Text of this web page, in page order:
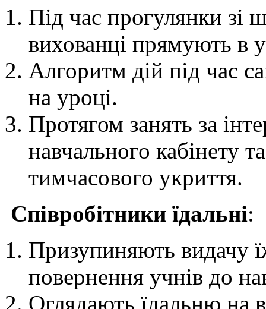
Під час прогулянки зі
вихованці прямують в
Алгоритм дій під час
на уроці.
Протягом занять за
навчального кабінету
тимчасового укриття.
Співробітники їдальні:
Призупиняють видачу
повернення учнів до
Оглядають їдальню на